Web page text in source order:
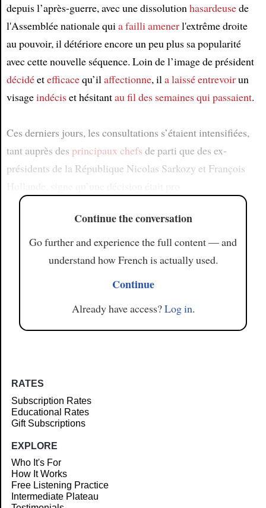
depuis l’après-guerre, avec une dissolutionhasardeusede
l'Assemblée nationale quia failli amenerl'extrême droite
au pouvoir, il détériore encore un peu plus sa popularité
avec cette nouvelle séquence. Loin de l’image de président
décidéetefficacequ’ilaffectionne, ila laissé entrevoirun
visageindéciset hésitantau fil des semaines qui passaient.
Ces derniers jours, les consultations s’étaient intensifiées,
tant auprès des principaux chefs de parti que des ex-
présidents de la République Nicolas Sarkozy et François
Continue the conversation
Go further and experience the full content — and
understand how French is actually used.
Continue
Already have access?Log in.
RATES
Subscription Rates
Educational Rates
Gift Subscriptions
EXPLORE
Who It's For
How It Works
Free Listening Practice
Intermediate Plateau